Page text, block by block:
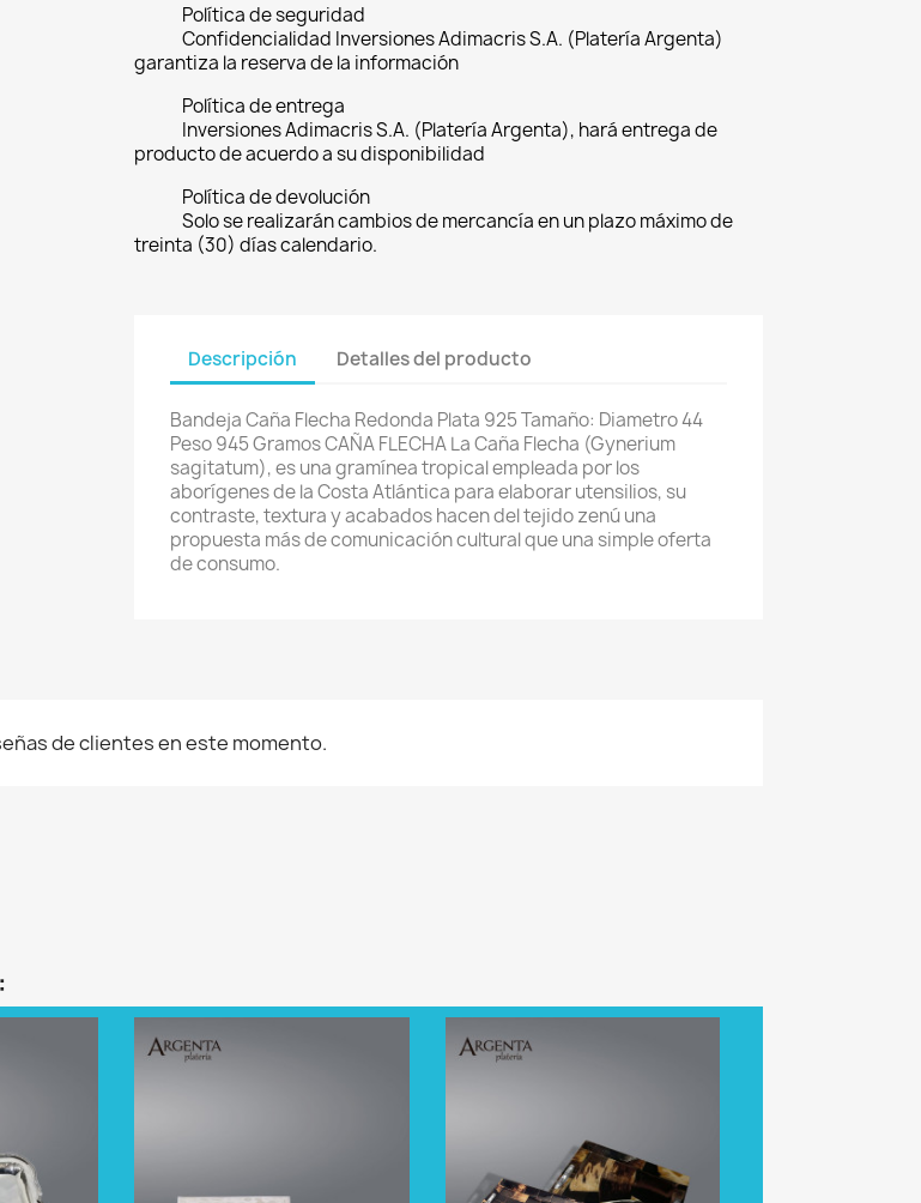
Política de seguridad
Confidencialidad Inversiones Adimacris S.A. (Platería Argenta)
garantiza la reserva de la información
Política de entrega
Inversiones Adimacris S.A. (Platería Argenta), hará entrega de
producto de acuerdo a su disponibilidad
Política de devolución
Solo se realizarán cambios de mercancía en un plazo máximo de
treinta (30) días calendario.
Descripción Detalles del producto
Bandeja Caña Flecha Redonda Plata 925 Tamaño: Diametro 44
Peso 945 Gramos CAÑA FLECHA La Caña Flecha (Gynerium
sagitatum), es una gramínea tropical empleada por los
aborígenes de la Costa Atlántica para elaborar utensilios, su
contraste, textura y acabados hacen del tejido zenú una
propuesta más de comunicación cultural que una simple oferta
de consumo.
de clientes en este momento.